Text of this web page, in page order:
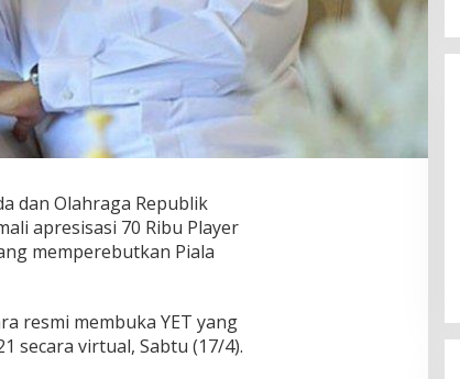
dan Olahraga Republik
apresisasi 70 Ribu Player
memperebutkan Piala
resmi membuka YET yang
secara virtual, Sabtu (17/4).